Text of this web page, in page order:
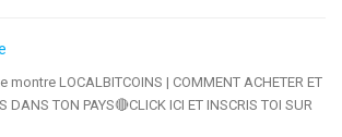
LOCALBITCOINS | COMMENT ACHETER ET
DANS TON PAYS🔴CLICK ICI ET INSCRIS TOI SUR